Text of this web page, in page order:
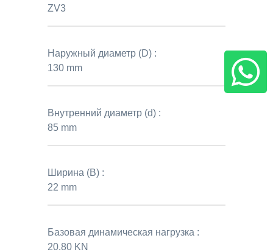
ZV3
Наружный диаметр (D) :
130 mm
Внутренний диаметр (d) :
85 mm
Ширина (B) :
22 mm
Базовая динамическая нагрузка :
20.80 KN